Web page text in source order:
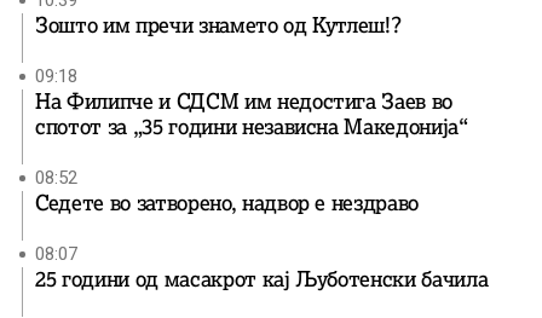
Зошто им пречи знамето од Кутлеш!?
09:18
На Филипче и СДСМ им недостига Заев во
спотот за „35 години независна Македонија“
08:52
Седете во затворено, надвор е нездраво
08:07
25 години од масакрот кај Љуботенски бачила